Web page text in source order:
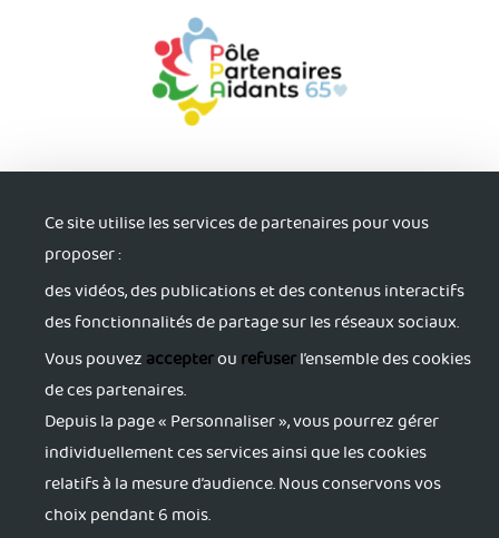
S'informer
Trouver du soutien
S'accorder du répit
S'activer pour sa santé
Ce site utilise les services de partenaires pour vous
proposer :
des vidéos, des publications et des contenus interactifs
des fonctionnalités de partage sur les réseaux sociaux.
Vous pouvezaccepterourefuserl’ensemble des cookies
de ces partenaires.
Depuis la page « Personnaliser », vous pourrez gérer
individuellement ces services ainsi que les cookies
relatifs à la mesure d’audience. Nous conservons vos
choix pendant 6 mois.